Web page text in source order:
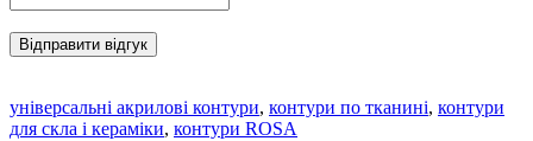
Відправити відгук
універсальні акрилові контури, контури по тканині, контури
для скла і кераміки, контури ROSA